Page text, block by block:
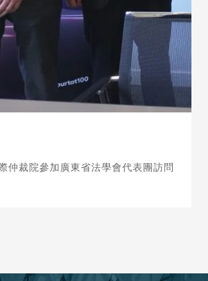
仲裁院參加廣東省法學會代表團訪問